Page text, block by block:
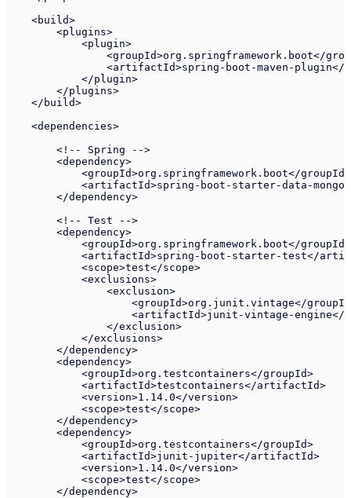
    <build>
        <plugins>
            <plugin>
<groupId>org.springframework.boot</
<artifactId>spring-boot-maven-plugin</
            </plugin>
        </plugins>
    </build>
    <dependencies>
        <!-- Spring -->
        <dependency>
            <groupId>org.springframework.boot</groupId>
<artifactId>spring-boot-starter-data-
        </dependency>
        <!-- Test -->
        <dependency>
            <groupId>org.springframework.boot</groupId>
<artifactId>spring-boot-starter-test</
            <scope>test</scope>
            <exclusions>
                <exclusion>
<groupId>org.junit.vintage</
<artifactId>junit-vintage-engine</
                </exclusion>
            </exclusions>
        </dependency>
        <dependency>
            <groupId>org.testcontainers</groupId>
            <artifactId>testcontainers</artifactId>
            <version>1.14.0</version>
            <scope>test</scope>
        </dependency>
        <dependency>
            <groupId>org.testcontainers</groupId>
            <artifactId>junit-jupiter</artifactId>
            <version>1.14.0</version>
            <scope>test</scope>
        </dependency>